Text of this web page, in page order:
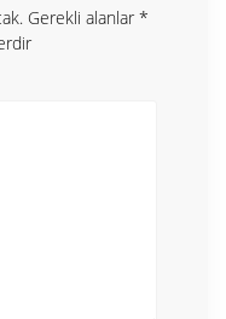
Gerekli alanlar *